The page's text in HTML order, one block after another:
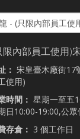
限內部員工使用)
： 宋皇臺木廠街17
使用)
時間： 星期一至五
日10:00-19:00,公
存倉： 3 個工作日